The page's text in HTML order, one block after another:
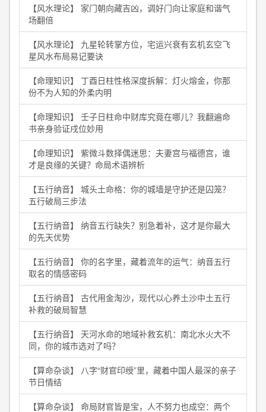
【风水理论】 家门朝向藏吉凶，调好门向让家庭和谐气
场翻倍
【风水理论】 九星轮转掌方位，宅运兴衰有玄机玄空飞
星风水布局易记要诀
【命理知识】 丁酉日柱性格深度拆解：灯火熔金，你那
份不为人知的外柔内明
【命理知识】 壬子日柱命中财库究竟在哪儿？我翻遍命
书亲身验证戌位妙用
【命理知识】 紫微斗数择偶迷思：夫妻宫与福德宫，谁
才是良缘的关键？命局术语辨析
【五行纳音】 城头土命格：你的城墙是守护还是囚笼？
五行破局三步法
【五行纳音】 纳音五行缺失？别急着补，这才是你最大
的先天优势
【五行纳音】 你的名字里，藏着流年的运气：纳音五行
取名的情感密码
【五行纳音】 古代用金淘沙，现代以心养土沙中土五行
补救的破局智慧
【五行纳音】 天河水命的地域补救玄机：南北水火大不
同，你的城市选对了吗？
【算命杂谈】 八字“财官印绶”里，藏着中国人最深的亲子
节日情结
【算命杂谈】 命局财官皆是宝，人不努力也成空：两个